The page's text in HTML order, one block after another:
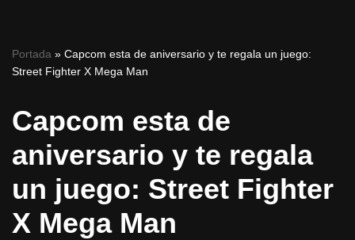
Portada » Capcom esta de aniversario y te regala un juego:
Street Fighter X Mega Man
Capcom esta de
aniversario y te regala
un juego: Street Fighter
X Mega Man